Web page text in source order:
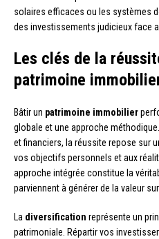
solaires efficaces ou les systèmes
des investissements judicieux face
Les clés de la
patrimoine
Bâtir un patrimoine immobilier
globale et une approche
et financiers, la réussite repose sur
vos objectifs personnels et aux
approche intégrée constitue la
parviennent à générer de la valeur
La diversification représente un
patrimoniale. Répartir vos